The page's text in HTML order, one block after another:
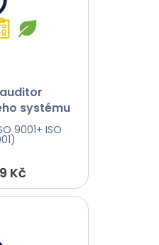
systému
9001+ ISO
9001+ ISO
Kč